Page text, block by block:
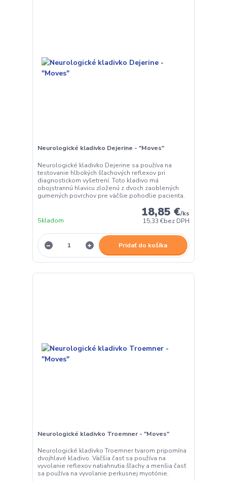
Neurologické kladivko Dejerine - "Moves"
Neurologické kladivko Dejerine sa používa na
testovanie hlbokých šľachových reflexov pri
diagnostickom vyšetrení. Toto kladivo má
obojstrannú hlavicu zloženú z dvoch zaoblených
gumených povrchov pre väčšie pohodlie pacienta.
18,85 €/ks
15,33 €bez DPH
Skladom
Pridať do košíka
Neurologické kladivko Troemner - "Moves"
Neurologické kladivko Troemner tvarom pripomína
dvojhlavé kladivo. Väčšia časť sa používa na
vyvolanie reflexov natiahnutia šľachy a menšia časť
sa používa na vyvolanie perkusnej myotónie.